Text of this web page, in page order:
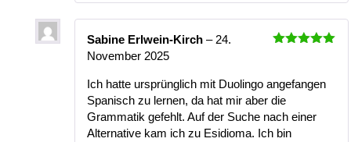
Sabine Erlwein-Kirch – 24.
November 2025
Ich hatte ursprünglich mit Duolingo angefangen
Spanisch zu lernen, da hat mir aber die
Grammatik gefehlt. Auf der Suche nach einer
Alternative kam ich zu Esidioma. Ich bin